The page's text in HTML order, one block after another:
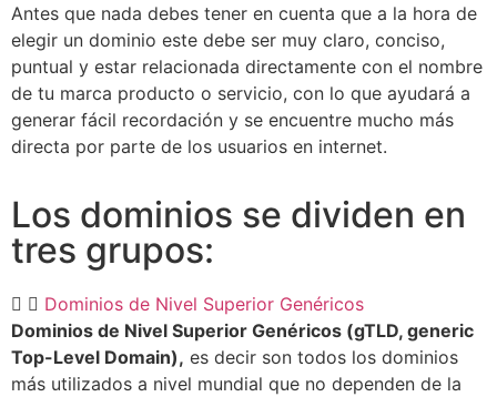
Antes que nada debes tener en cuenta que a la hora de
elegir un dominio este debe ser muy claro, conciso,
puntual y estar relacionada directamente con el nombre
de tu marca producto o servicio, con lo que ayudará a
generar fácil recordación y se encuentre mucho más
directa por parte de los usuarios en internet.
Los dominios se dividen en
tres grupos:
Dominios de Nivel Superior Genéricos
Dominios de Nivel Superior Genéricos (gTLD, generic
Top-Level Domain), es decir son todos los dominios
más utilizados a nivel mundial que no dependen de la